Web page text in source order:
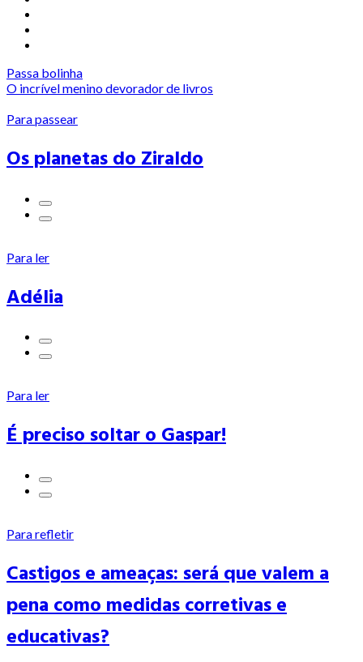
Passa bolinha
O incrível menino devorador de livros
Para passear
Os planetas do Ziraldo
Para ler
Adélia
Para ler
É preciso soltar o Gaspar!
Para refletir
Castigos e ameaças: será que valem a
pena como medidas corretivas e
educativas?